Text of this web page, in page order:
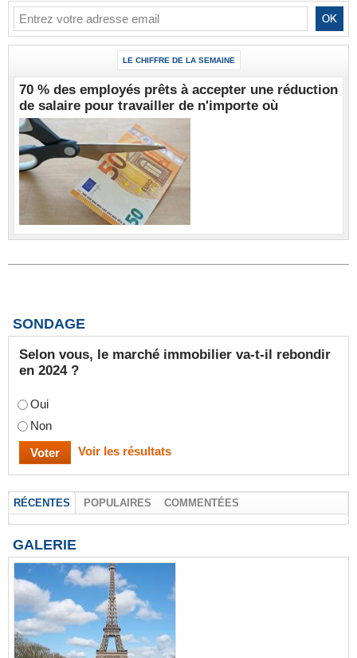
LE CHIFFRE DE LA SEMAINE
70 % des employés prêts à accepter une réduction
de salaire pour travailler de n'importe où
SONDAGE
Selon vous, le marché immobilier va-t-il rebondir
en 2024 ?
Oui
Non
Voir les résultats
RÉCENTES POPULAIRES COMMENTÉES
GALERIE